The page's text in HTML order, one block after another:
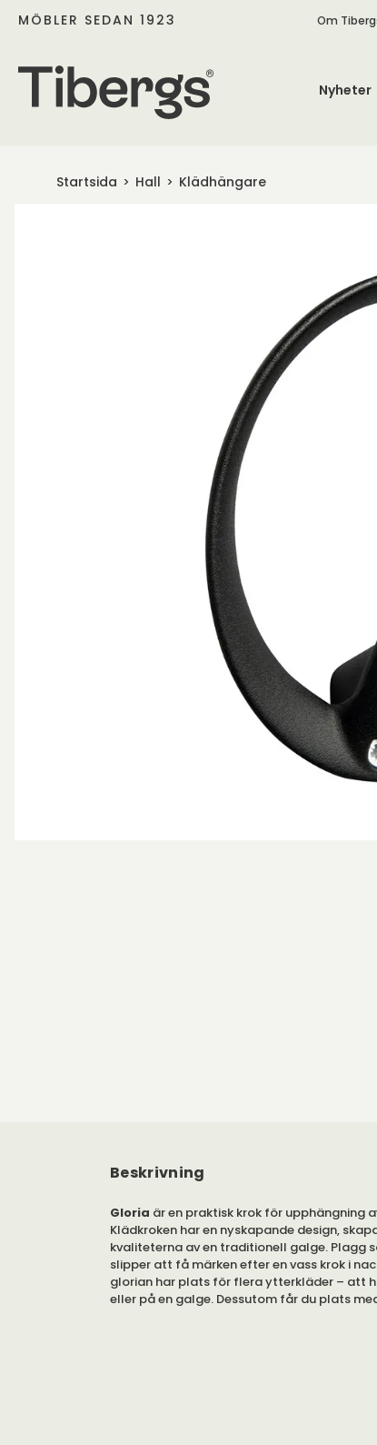
MÖBLER SEDAN 1923 Om
Nyheter
Startsida Hall Klädhängare
Beskrivning
Gloria är en praktisk krok för upphängning
Klädkroken har en nyskapande design,
kvaliteterna av en traditionell galge. Plagg
slipper att få märken efter en vass krok i
glorian har plats för flera ytterkläder – att
eller på en galge. Dessutom får du plats
handskar, mössor eller ett mindre paraply.